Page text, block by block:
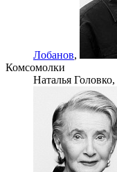
Лобанов,
Комсомолки
Наталья Головко,